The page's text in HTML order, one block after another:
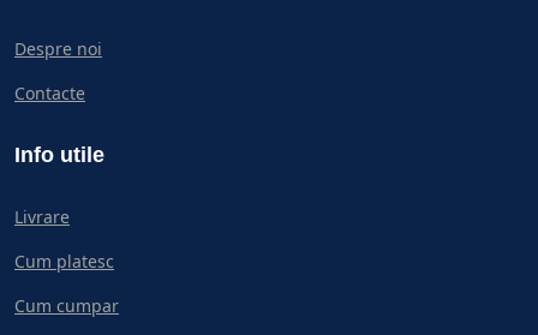
Despre noi
Contacte
Info utile
Livrare
Cum platesc
Cum cumpar